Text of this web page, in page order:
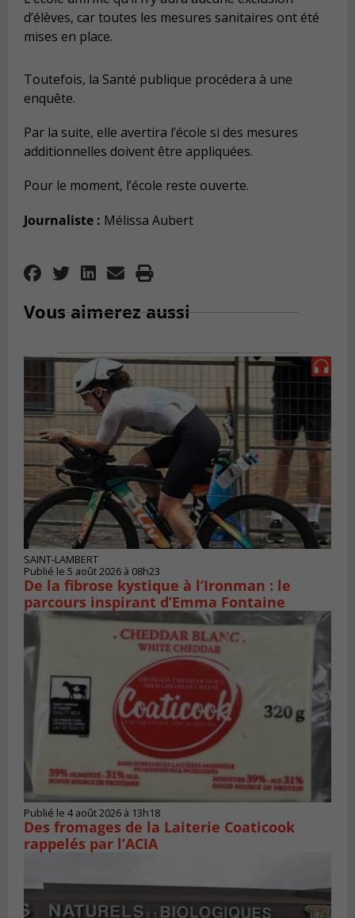
d’élèves, car toutes les mesures sanitaires ont été
mises en place.
Toutefois, la Santé publique procédera à une
enquête.
Par la suite, elle avertira l’école si des mesures
additionnelles doivent être appliquées.
Pour le moment, l’école reste ouverte.
Journaliste : Mélissa Aubert
Vous aimerez aussi
SAINT-LAMBERT
Publié le 5 août 2026 à 08h23
De la fibrose kystique à l’Ironman : le
parcours inspirant d’Emma Fontaine
Publié le 4 août 2026 à 13h18
Des fromages de la Laiterie Coaticook
rappelés par l’ACIA